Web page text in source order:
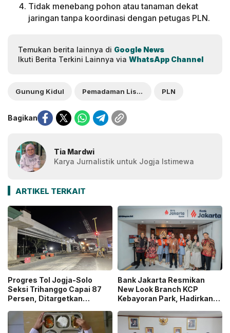
Tidak menebang pohon atau tanaman dekat
jaringan tanpa koordinasi dengan petugas PLN.
Temukan berita lainnya di Google News
Ikuti Berita Terkini Lainnya via WhatsApp Channel
Gunung Kidul Pemadaman Listrik PLN
Bagikan
Tia Mardwi
Karya Jurnalistik untuk Jogja Istimewa
ARTIKEL TERKAIT
Progres Tol Jogja-Solo
Seksi Trihanggo Capai 87
Persen, Ditargetkan
Bawen Agustus 2026
Bank Jakarta Resmikan
New Look Branch KCP
Kebayoran Park, Hadirkan
Modern